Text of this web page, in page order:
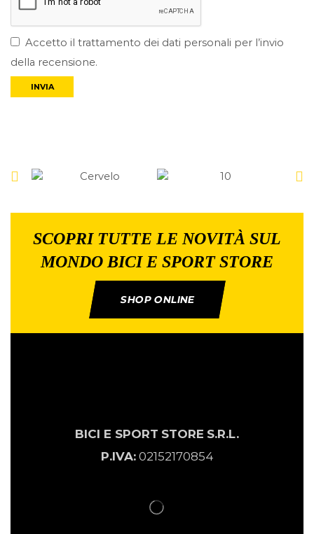
Accetto il trattamento dei dati personali per l’invio
della recensione.
SCOPRI TUTTE LE NOVITÀ SUL
MONDO BICI E SPORT STORE
SHOP ONLINE
BICI E SPORT STORE S.R.L.
P.IVA:02152170854